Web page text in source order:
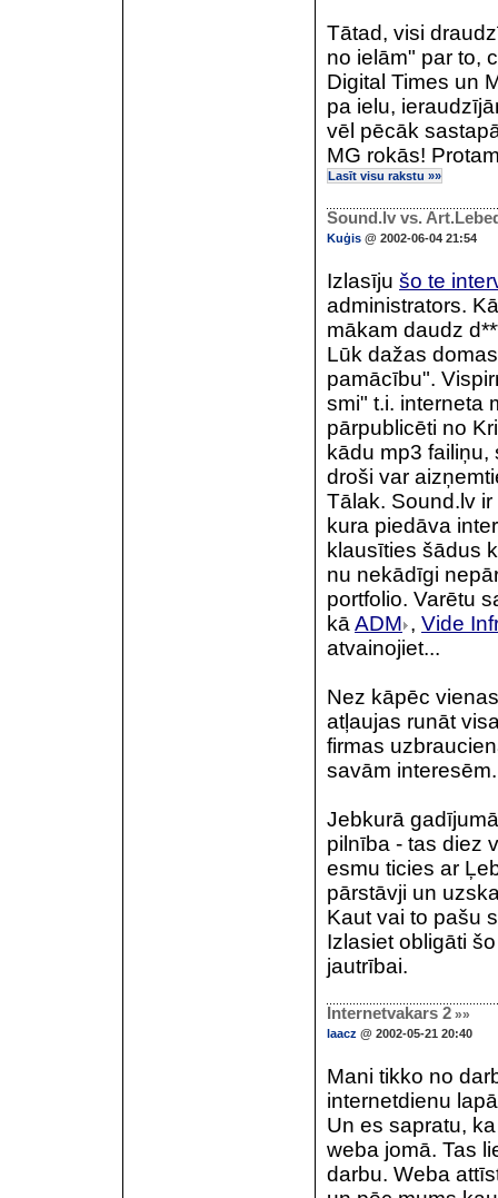
Tātad, visi
no ielām" par to,
Digital Times un
pa ielu,
vēl pēcāk
MG rokās!
Lasīt visu rakstu »»
Sound.lv vs.
Kuģis @ 2002-06-04 21:54
Izlasīju šo te
administrators.
mākam daudz
Lūk dažas
pamācību".
smi" t.i. interneta
pārpublicēti no
kādu mp3
droši var
Tālak. Sound.lv
kura piedāva
klausīties šādus
nu nekādīgi
portfolio. Varētu
kā ADM , Vide
atvainojiet...
Nez kāpēc
atļaujas runāt
firmas
savām interesēm.
Jebkurā
pilnība - tas diez
esmu ticies ar
pārstāvji un
Kaut vai to pašu
Izlasiet obligāti
jautrībai.
Internetvakars 2 »»
laacz @ 2002-05-21 20:40
Mani tikko no
internetdienu
Un es sapratu,
weba jomā. Tas
darbu. Weba